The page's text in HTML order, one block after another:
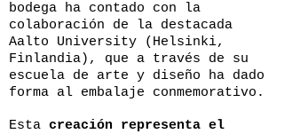
bodega ha contado con la
colaboración de la destacada
Aalto University (Helsinki,
Finlandia), que a través de su
escuela de arte y diseño ha dado
forma al embalaje conmemorativo.
Esta creación representa el